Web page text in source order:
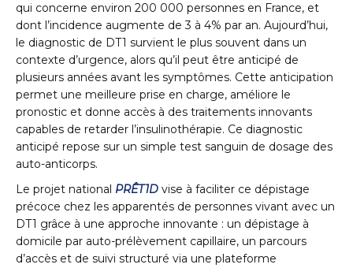
qui concerne environ 200 000 personnes en France, et
dont l’incidence augmente de 3 à 4% par an. Aujourd’hui,
le diagnostic de DT1 survient le plus souvent dans un
contexte d’urgence, alors qu’il peut être anticipé de
plusieurs années avant les symptômes. Cette anticipation
permet une meilleure prise en charge, améliore le
pronostic et donne accès à des traitements innovants
capables de retarder l’insulinothérapie. Ce diagnostic
anticipé repose sur un simple test sanguin de dosage des
auto-anticorps.
Le projet national PRÊT1D vise à faciliter ce dépistage
précoce chez les apparentés de personnes vivant avec un
DT1 grâce à une approche innovante : un dépistage à
domicile par auto-prélèvement capillaire, un parcours
d’accès et de suivi structuré via une plateforme